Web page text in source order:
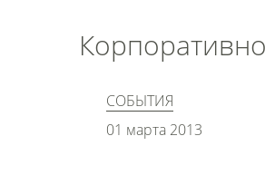
СОБЫТИЯ
01 марта 2013